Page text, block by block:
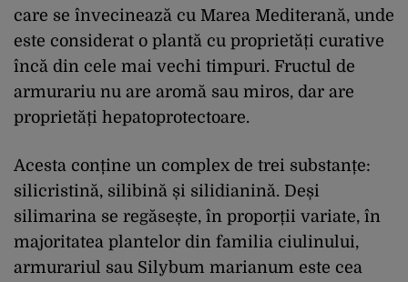
care se învecinează cu Marea Mediterană, unde
este considerat o plantă cu proprietăți curative
încă din cele mai vechi timpuri. Fructul de
armurariu nu are aromă sau miros, dar are
proprietăți hepatoprotectoare.
Acesta conține un complex de trei substanțe:
silicristină, silibină și silidianină. Deși
silimarina se regăsește, în proporții variate, în
majoritatea plantelor din familia ciulinului,
armurariul sau Silybum marianum este cea